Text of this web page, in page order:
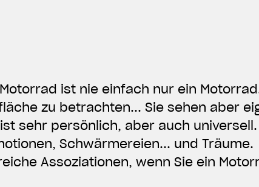
ist nie einfach nur ein
zu betrachten... Sie sehen aber
sehr persönlich, aber auch universell.
Schwärmereien... und Träume.
Assoziationen, wenn Sie ein